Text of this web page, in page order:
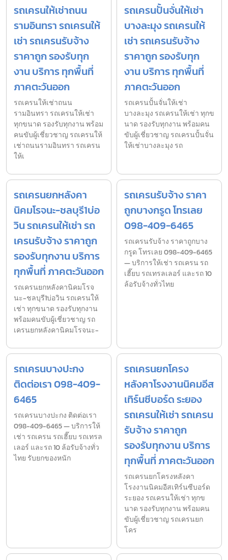
รถเครนให้เช่าถนน
รามอินทรา รถเครนให้
เช่า รถเครนรับจ้าง
ราคาถูก รองรับทุก
งาน บริการ ทุกพื้นที่
ภาคตะวันออก
รถเครนให้เช่าถนน
รามอินทรา รถเครนให้เช่า
ทุกขนาด รองรับทุกงาน พร้อม
คนขับผู้เชี่ยวชาญ รถเครนให้
เช่าถนนรามอินทรา รถเครน
ให้เ
รถเครนปั้นจั่นให้เช่า
บางละมุง รถเครนให้
เช่า รถเครนรับจ้าง
ราคาถูก รองรับทุก
งาน บริการ ทุกพื้นที่
ภาคตะวันออก
รถเครนปั้นจั่นให้เช่า
บางละมุง รถเครนให้เช่า ทุกข
นาด รองรับทุกงาน พร้อมคน
ขับผู้เชี่ยวชาญ รถเครนปั้นจั่น
ให้เช่าบางละมุง รถ
รถเครนยกหลังคา
นิคมโรจนะ-ชลบุรี1บ่อ
วิน รถเครนให้เช่า รถ
เครนรับจ้าง ราคาถูก
รองรับทุกงาน บริการ
ทุกพื้นที่ ภาคตะวันออก
รถเครนยกหลังคานิคมโรจ
นะ-ชลบุรี1บ่อวิน รถเครนให้
เช่า ทุกขนาด รองรับทุกงาน
พร้อมคนขับผู้เชี่ยวชาญ รถ
เครนยกหลังคานิคมโรจนะ-
รถเครนรับจ้าง ราคา
ถูกบางกรูด โทรเลย
098-409-6465
รถเครนรับจ้าง ราคาถูกบาง
กรูด โทรเลย 098-409-6465
— บริการให้เช่า รถเครน รถ
เฮี๊ยบ รถเทรลเลอร์ และรถ 10
ล้อรับจ้างทั่วไทย
รถเครนบางปะกง
ติดต่อเรา 098-409-
6465
รถเครนบางปะกง ติดต่อเรา
098-409-6465 — บริการให้
เช่า รถเครน รถเฮี๊ยบ รถเทรล
เลอร์ และรถ 10 ล้อรับจ้างทั่ว
ไทย รับยกของหนัก
รถเครนยกโครง
หลังคาโรงงานนิคมอีส
เทิร์นซีบอร์ด ระยอง
รถเครนให้เช่า รถเครน
รับจ้าง ราคาถูก
รองรับทุกงาน บริการ
ทุกพื้นที่ ภาคตะวันออก
รถเครนยกโครงหลังคา
โรงงานนิคมอีสเทิร์นซีบอร์ด
ระยอง รถเครนให้เช่า ทุกข
นาด รองรับทุกงาน พร้อมคน
ขับผู้เชี่ยวชาญ รถเครนยก
โคร